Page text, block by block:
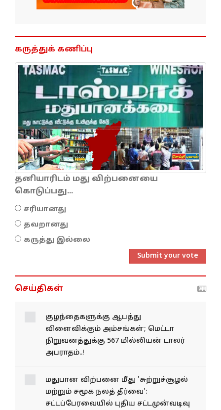
கருத்துக் கணிப்பு
தனியாரிடம் மது விற்பனையை
கொடுப்பது...
சரியானது
தவறானது
கருத்து இல்லை
Submit your vote
செய்திகள்
குழந்தைகளுக்கு ஆபத்து
விளைவிக்கும் அம்சங்கள்; மெட்டா
நிறுவனத்துக்கு 567 மில்லியன் டாலர்
அபராதம்..!
மதுபான விற்பனை மீது 'சுற்றுச்சூழல்
மற்றும் சமூக நலத் தீர்வை':
சட்டப்பேரவையில் புதிய சட்டமுன்வடிவு